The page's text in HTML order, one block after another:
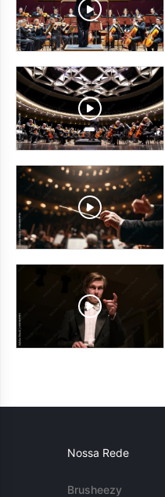
Nossa Rede
Brusheezy